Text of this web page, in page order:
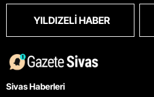
YILDIZELI HABER
Sivas Haberleri